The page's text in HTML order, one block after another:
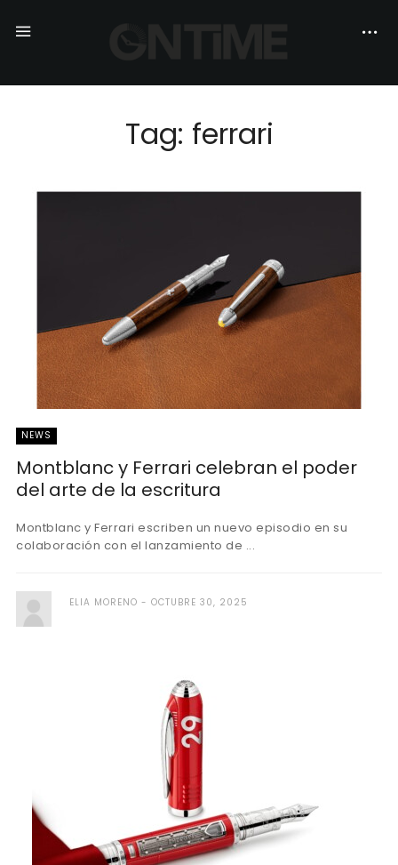
Tag: ferrari
NEWS
Montblanc y Ferrari celebran el poder
del arte de la escritura
Montblanc y Ferrari escriben un nuevo episodio en su
colaboración con el lanzamiento de ...
ELIA MORENO OCTUBRE 30, 2025